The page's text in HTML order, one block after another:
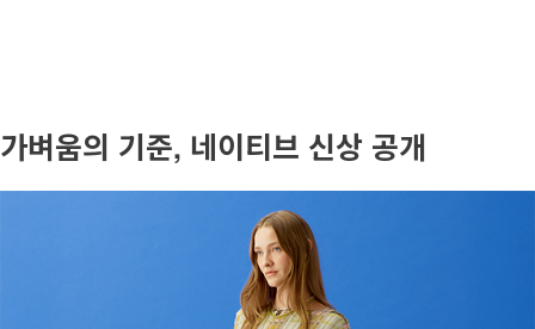
가벼움의 기준, 네이티브 신상 공개